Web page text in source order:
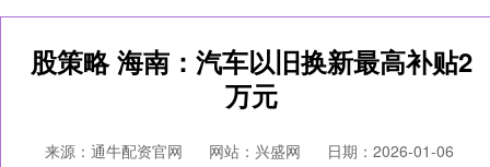
股策略 海南：汽车以旧换新最高补贴2
万元
来源：通牛配资官网 网站：兴盛网
日期：2026-01-06